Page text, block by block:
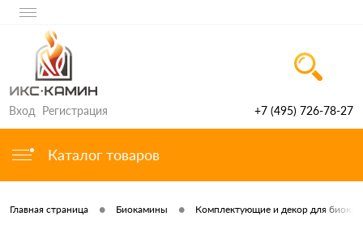
Вход Регистрация +7 (495) 726-78-27
Каталог товаров
Главная страница • Биокамины • Комплектующие и декор для